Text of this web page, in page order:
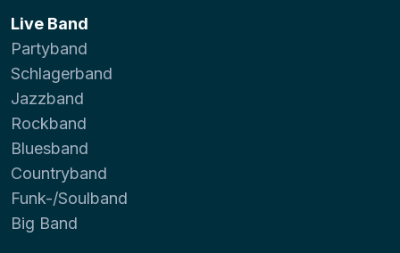
Live Band
Partyband
Schlagerband
Jazzband
Rockband
Bluesband
Countryband
Funk-/Soulband
Big Band